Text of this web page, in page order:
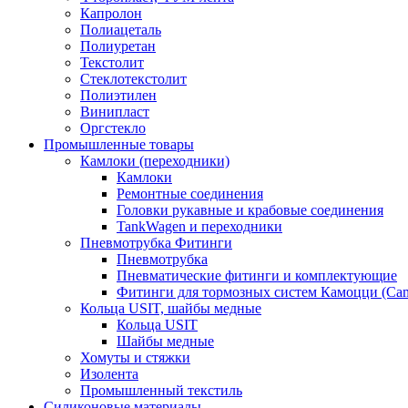
Капролон
Полиацеталь
Полиуретан
Текстолит
Стеклотекстолит
Полиэтилен
Винипласт
Оргстекло
Промышленные товары
Камлоки (переходники)
Камлоки
Ремонтные соединения
Головки рукавные и крабовые соединения
TankWagen и переходники
Пневмотрубка Фитинги
Пневмотрубка
Пневматические фитинги и комплектующие
Фитинги для тормозных систем Камоцци
Кольца USIT, шайбы медные
Кольца USIT
Шайбы медные
Хомуты и стяжки
Изолента
Промышленный текстиль